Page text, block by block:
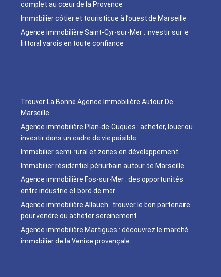
complet au cœur de la Provence
Immobilier côtier et touristique à l’ouest de Marseille
Agence immobilière Saint-Cyr-sur-Mer : investir sur le
littoral varois en toute confiance
Trouver La Bonne Agence Immobilière Autour De
Marseille
Agence immobilière Plan-de-Cuques : acheter, louer ou
investir dans un cadre de vie paisible
Immobilier semi-rural et zones en développement
Immobilier résidentiel périurbain autour de Marseille
Agence immobilière Fos-sur-Mer : des opportunités
entre industrie et bord de mer
Agence immobilière Allauch : trouver le bon partenaire
pour vendre ou acheter sereinement
Agence immobilière Martigues : découvrez le marché
immobilier de la Venise provençale